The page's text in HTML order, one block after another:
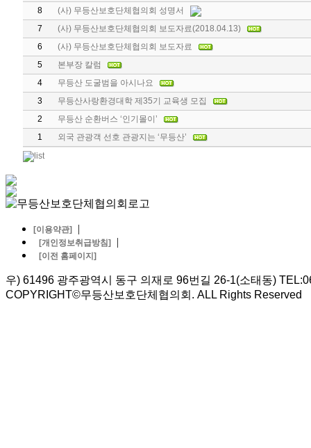
8
(사) 무등산보호단체협의회 성명서
7
(사) 무등산보호단체협의회 보도자료(2018.04.13)
6
(사) 무등산보호단체협의회 보도자료
5
본부장 칼럼
4
무등산 도굴범을 아시나요
3
무등산사랑환경대학 제35기 교육생 모집
2
무등산 순환버스 ‘인기몰이’
1
외국 관광객 선호 관광지는 ‘무등산’
[이용약관] |
[개인정보취급방침] |
[이전 홈페이지]
우) 61496 광주광역시 동구 의재로 96번길 26-1(소태동)
COPYRIGHT©무등산보호단체협의회. ALL Rights Reserved